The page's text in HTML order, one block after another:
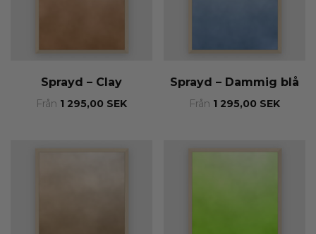
Sprayd – Clay
Från 1 295,00 SEK
Sprayd – Dammig blå
Från 1 295,00 SEK